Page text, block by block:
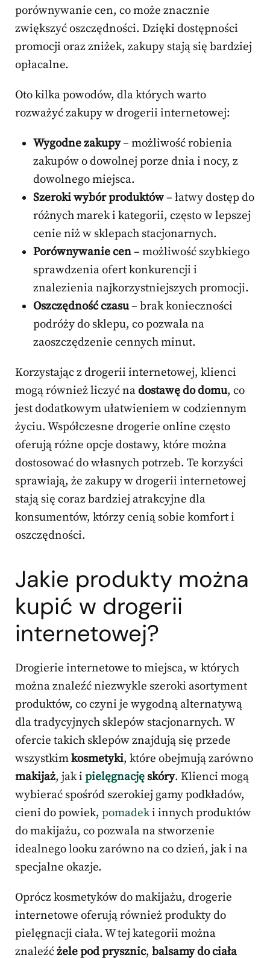
porównywanie cen, co może znacznie
zwiększyć oszczędności. Dzięki dostępności
promocji oraz zniżek, zakupy stają się bardziej
opłacalne.
Oto kilka powodów, dla których warto
rozważyć zakupy w drogerii internetowej:
Wygodne zakupy– możliwość robienia
zakupów o dowolnej porze dnia i nocy, z
dowolnego miejsca.
Szeroki wybór produktów– łatwy dostęp do
różnych marek i kategorii, często w lepszej
cenie niż w sklepach stacjonarnych.
Porównywanie cen– możliwość szybkiego
sprawdzenia ofert konkurencji i
znalezienia najkorzystniejszych promocji.
Oszczędność czasu– brak konieczności
podróży do sklepu, co pozwala na
zaoszczędzenie cennych minut.
Korzystając z drogerii internetowej, klienci
mogą również liczyć nadostawę do domu, co
jest dodatkowym ułatwieniem w codziennym
życiu. Współczesne drogerie online często
oferują różne opcje dostawy, które można
dostosować do własnych potrzeb. Te korzyści
sprawiają, że zakupy w drogerii internetowej
stają się coraz bardziej atrakcyjne dla
konsumentów, którzy cenią sobie komfort i
oszczędności.
Jakie produkty można
kupić w drogerii
internetowej?
Drogierie internetowe to miejsca, w których
można znaleźć niezwykle szeroki asortyment
produktów, co czyni je wygodną alternatywą
dla tradycyjnych sklepów stacjonarnych. W
ofercie takich sklepów znajdują się przede
wszystkimkosmetyki, które obejmują zarówno
makijaż, jak i pielęgnację skóry. Klienci mogą
wybierać spośród szerokiej gamy podkładów,
cieni do powiek, pomadeki innych produktów
do makijażu, co pozwala na stworzenie
idealnego looku zarówno na co dzień, jak i na
specjalne okazje.
Oprócz kosmetyków do makijażu, drogerie
internetowe oferują również produkty do
pielęgnacji ciała. W tej kategorii można
znaleźćżele pod prysznic, balsamy do ciała